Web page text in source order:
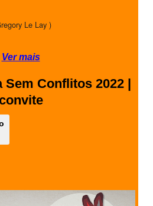
Le Lay )
Ver mais
Sem Conflitos 2022 |